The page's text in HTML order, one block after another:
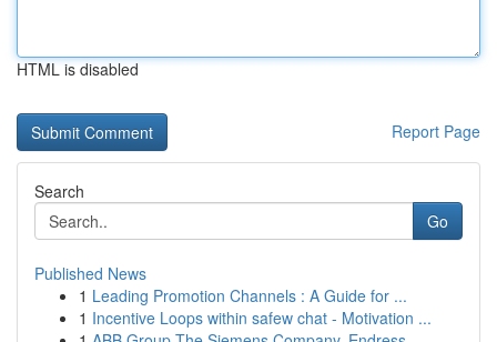
HTML is disabled
Report Page
Search
Go
Published News
1 Leading Promotion Channels : A Guide for ...
1 Incentive Loops within safew chat - Motivation ...